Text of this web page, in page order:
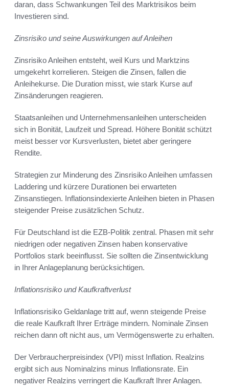
daran, dass Schwankungen Teil des Marktrisikos beim
Investieren sind.
Zinsrisiko und seine Auswirkungen auf Anleihen
Zinsrisiko Anleihen entsteht, weil Kurs und Marktzins
umgekehrt korrelieren. Steigen die Zinsen, fallen die
Anleihekurse. Die Duration misst, wie stark Kurse auf
Zinsänderungen reagieren.
Staatsanleihen und Unternehmensanleihen unterscheiden
sich in Bonität, Laufzeit und Spread. Höhere Bonität schützt
meist besser vor Kursverlusten, bietet aber geringere
Rendite.
Strategien zur Minderung des Zinsrisiko Anleihen umfassen
Laddering und kürzere Durationen bei erwarteten
Zinsanstiegen. Inflationsindexierte Anleihen bieten in Phasen
steigender Preise zusätzlichen Schutz.
Für Deutschland ist die EZB-Politik zentral. Phasen mit sehr
niedrigen oder negativen Zinsen haben konservative
Portfolios stark beeinflusst. Sie sollten die Zinsentwicklung
in Ihrer Anlageplanung berücksichtigen.
Inflationsrisiko und Kaufkraftverlust
Inflationsrisiko Geldanlage tritt auf, wenn steigende Preise
die reale Kaufkraft Ihrer Erträge mindern. Nominale Zinsen
reichen dann oft nicht aus, um Vermögenswerte zu erhalten.
Der Verbraucherpreisindex (VPI) misst Inflation. Realzins
ergibt sich aus Nominalzins minus Inflationsrate. Ein
negativer Realzins verringert die Kaufkraft Ihrer Anlagen.